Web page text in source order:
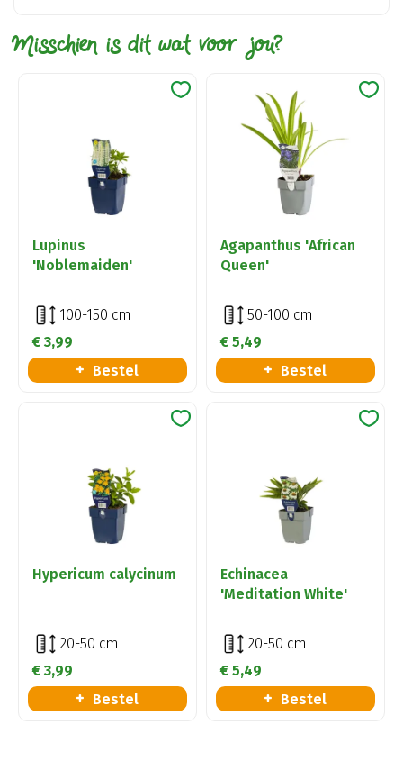
Misschien is dit wat voor jou?
Lupinus
'Noblemaiden'
100-150 cm
€ 3,99
Bestel
Agapanthus 'African
Queen'
50-100 cm
€ 5,49
Bestel
Hypericum calycinum
20-50 cm
€ 3,99
Bestel
Echinacea
'Meditation White'
20-50 cm
€ 5,49
Bestel